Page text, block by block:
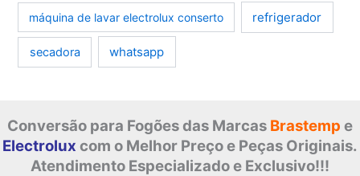
máquina de lavar electrolux conserto refrigerador
secadora whatsapp
Conversão para Fogões das Marcas Brastemp e
Electrolux com o Melhor Preço e Peças Originais.
Atendimento Especializado e Exclusivo!!!